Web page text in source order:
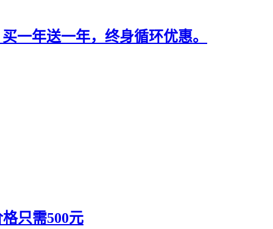
一年送一年，终身循环优惠。
只需500元